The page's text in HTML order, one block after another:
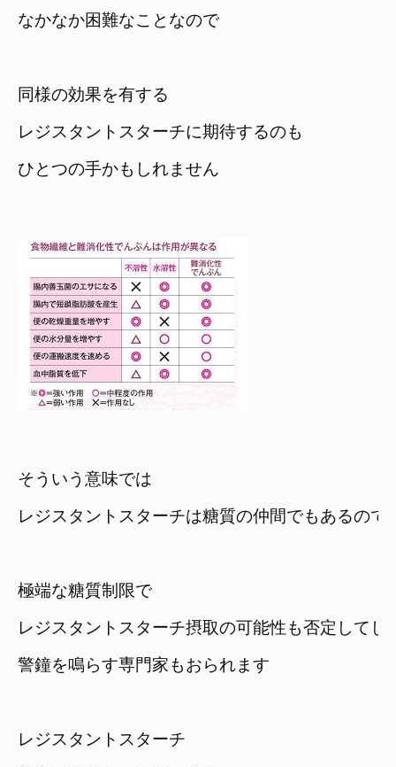
なかなか困難なことなので
同様の効果を有する
レジスタントスターチに期待するのも
ひとつの手かもしれません
そういう意味では
極端な糖質制限で
レジスタントスターチ摂取の可能性も否定してし
警鐘を鳴らす専門家もおられます
レジスタントスターチ